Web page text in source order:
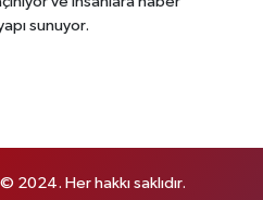
sunuyor.
2024. Her hakkı saklıdır.